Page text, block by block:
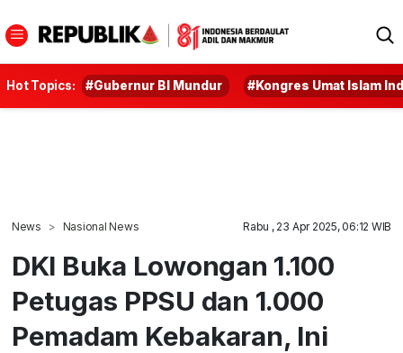
Hot Topics: #Gubernur BI Mundur #Kongres Umat Islam
News Nasional News Rabu , 23 Apr 2025, 06:12 WIB
DKI Buka Lowongan 1.100
Petugas PPSU dan 1.000
Pemadam Kebakaran, Ini